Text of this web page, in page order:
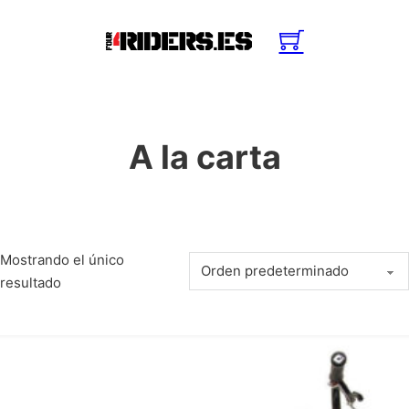
A la carta
Mostrando el único
resultado